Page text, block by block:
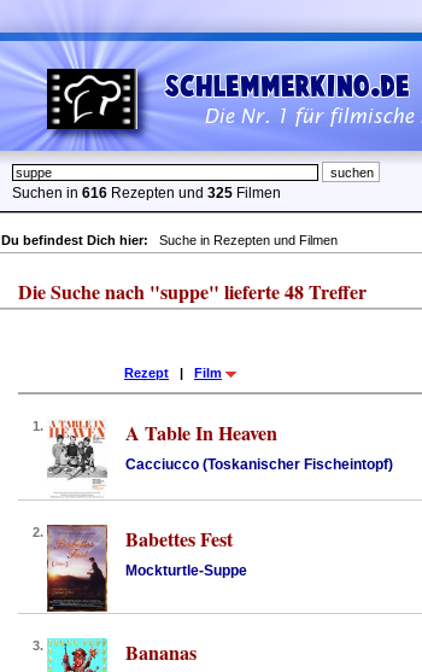
Suchen in 616 Rezepten und 325 Filmen
Du befindest Dich hier: Suche in Rezepten und Filmen
Die Suche nach "suppe" lieferte 48 Treffer
Rezept | Film
1. A Table In Heaven
Cacciucco (Toskanischer Fischeintopf)
2. Babettes Fest
Mockturtle-Suppe
3. Bananas